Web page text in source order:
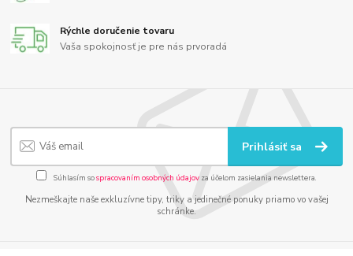
Rýchle doručenie tovaru
Vaša spokojnosť je pre nás prvoradá
Prihlásiť sa
Súhlasím sospracovaním osobných údajov za účelom zasielania newslettera.
Nezmeškajte naše exkluzívne tipy, triky a jedinečné ponuky priamo vo vašej
schránke.